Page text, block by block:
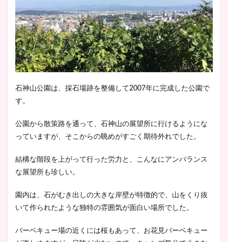
石神山公園は、採石場跡を整備して2007年に完成した公園で
す。
公園から散策路を通って、石神山の展望所に行けるようにな
っていますが、そこからの眺めがすごく期待外れでした。
結構な階段を上がって行った労力と、こんなにアンバランス
な展望所も珍しい。
園内は、石がむき出しの大きな岸壁が特徴的で、山をくり抜
いて作られたような独特の雰囲気が面白い場所でした。
バーベキュー場の近くには桜もあって、お花見バーベキュー